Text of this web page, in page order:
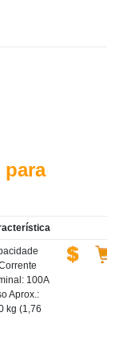
100A
Aprox.:
kg (1,76